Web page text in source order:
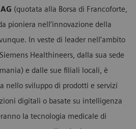
(quotata alla Borsa di Francoforte,
pioniera nell’innovazione della
In veste di leader nell’ambito
Healthineers, dalla sua sede
e dalle sue filiali locali, è
nello sviluppo di prodotti e servizi
digitali o basate su intelligenza
la tecnologia medicale di